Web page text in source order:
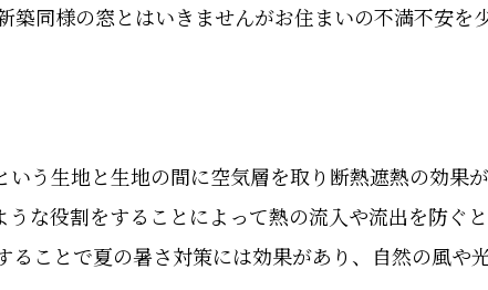
同様の窓とはいきませんがお住まいの不満不安を
いう生地と生地の間に空気層を取り断熱遮熱の効果
な役割をすることによって熱の流入や流出を防ぐ
ことで夏の暑さ対策には効果があり、自然の風や